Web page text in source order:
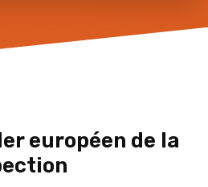
européen de la